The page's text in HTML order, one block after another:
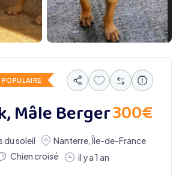
POPULAIRE
Mâle Berger300€
du soleil Nanterre Île-de-France
Chien croisé il y a 1 an